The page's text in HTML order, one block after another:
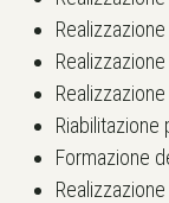
Riabilitazione
Formazione